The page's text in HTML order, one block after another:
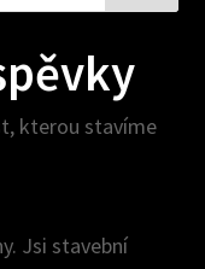
kterou stavíme
Jsi stavební